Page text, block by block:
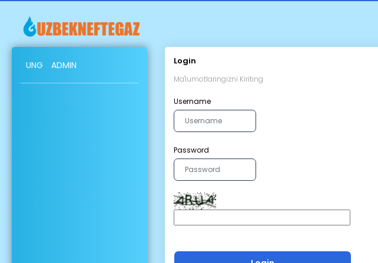
UNG ADMIN Login
Ma'lumotlaringizni Kiriting
Username
Password